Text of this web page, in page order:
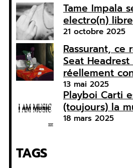
Tame Impala
electro(n) libre
21 octobre 2025
Rassurant, ce
Seat
réellement
13 mai 2025
Playboi Carti
(toujours) la
18 mars 2025
TAGS